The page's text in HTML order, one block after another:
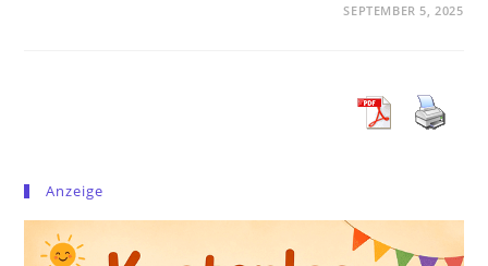
SEPTEMBER 5, 2025
Anzeige